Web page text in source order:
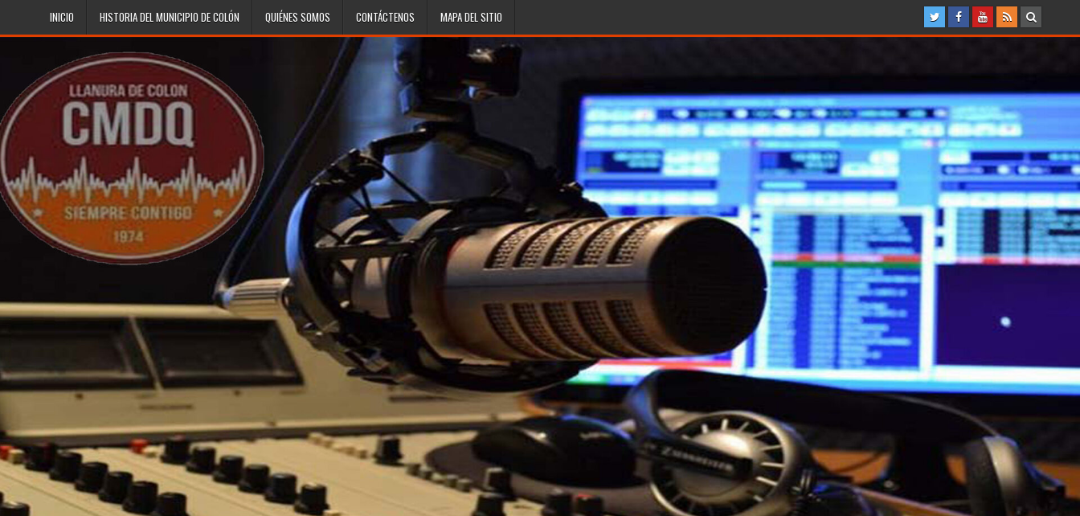
INICIO HISTORIA DEL MUNICIPIO DE COLÓN QUIÉNES SOMOS CONTÁCTENOS MAPA DEL SITIO